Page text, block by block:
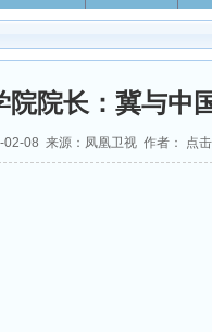
院院长：冀与中
02-08 来源：凤凰卫视 作者： 点